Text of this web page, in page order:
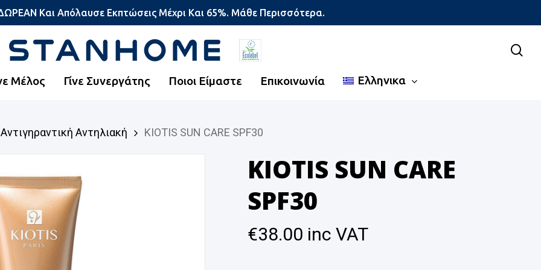
Και Απόλαυσε Εκπτώσεις Μέχρι Και 65%. Μάθε Περισσότερα.
Μέλος Γίνε Συνεργάτης Ποιοι Είμαστε Επικοινωνία Ελληνικα
Αντιγηραντική Αντηλιακή KIOTIS SUN CARE SPF30
KIOTIS SUN CARE
SPF30
€38.00 inc VAT